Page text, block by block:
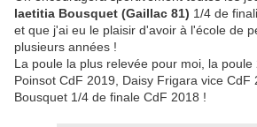
laetitia Bousquet (Gaillac 81) 1/4 de
et que j'ai eu le plaisir d'avoir à l'école de
plusieurs années !
La poule la plus relevée pour moi, la
Poinsot CdF 2019, Daisy Frigara vice CdF
Bousquet 1/4 de finale CdF 2018 !